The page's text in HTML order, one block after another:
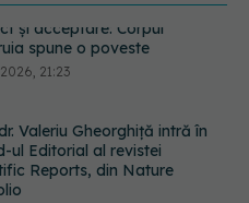
Valeriu Gheorghiță intră în
ul Editorial al revistei
21:09
de 10 minute care poate